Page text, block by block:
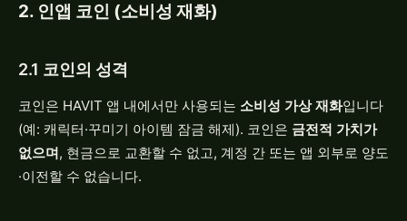
2. 인앱 코인 (소비성 재화)
2.1 코인의 성격
코인은 HAVIT 앱 내에서만 사용되는 소비성 가상 재화입니다
(예: 캐릭터·꾸미기 아이템 잠금 해제). 코인은 금전적 가치가
없으며, 현금으로 교환할 수 없고, 계정 간 또는 앱 외부로 양도
·이전할 수 없습니다.